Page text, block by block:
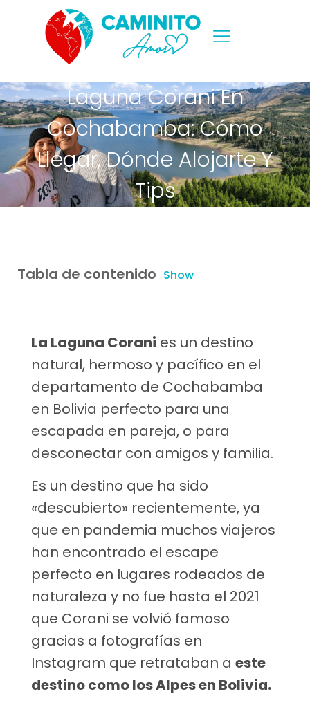
Laguna Corani En
Cochabamba: Cómo
Llegar, Dónde Alojarte Y
Tips
Tabla de contenido Show
La Laguna Corani es un destino
natural, hermoso y pacífico en el
departamento de Cochabamba
en Bolivia perfecto para una
escapada en pareja, o para
desconectar con amigos y familia.
Es un destino que ha sido
«descubierto» recientemente, ya
que en pandemia muchos viajeros
han encontrado el escape
perfecto en lugares rodeados de
naturaleza y no fue hasta el 2021
que Corani se volvió famoso
gracias a fotografías en
Instagram que retrataban a este
destino como los Alpes en Bolivia.